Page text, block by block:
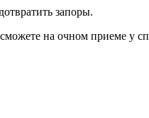
запоры.
на очном приеме у